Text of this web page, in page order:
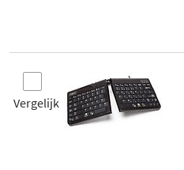
Vergelijk